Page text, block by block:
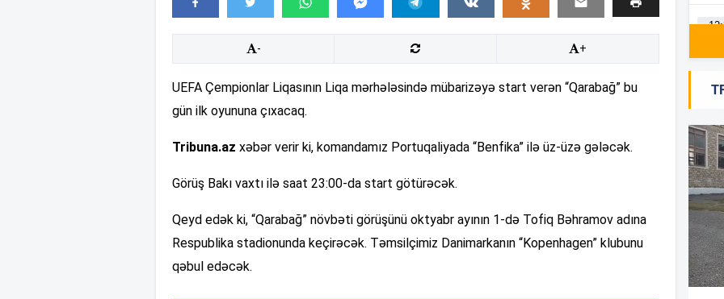
- +
UEFA Çempionlar Liqasının Liqa mərhələsində mübarizəyə start verən “Qarabağ” bu
gün ilk oyununa çıxacaq.
Tribuna.az xəbər verir ki, komandamız Portuqaliyada “Benfika” ilə üz-üzə gələcək.
Görüş Bakı vaxtı ilə saat 23:00-da start götürəcək.
Qeyd edək ki, “Qarabağ” növbəti görüşünü oktyabr ayının 1-də Tofiq Bəhramov adına
Respublika stadionunda keçirəcək. Təmsilçimiz Danimarkanın “Kopenhagen” klubunu
qəbul edəcək.